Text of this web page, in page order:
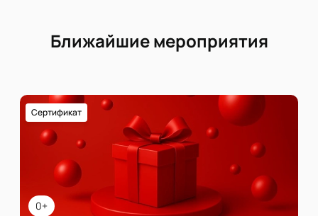
Ближайшие мероприятия
0+
Сертификат